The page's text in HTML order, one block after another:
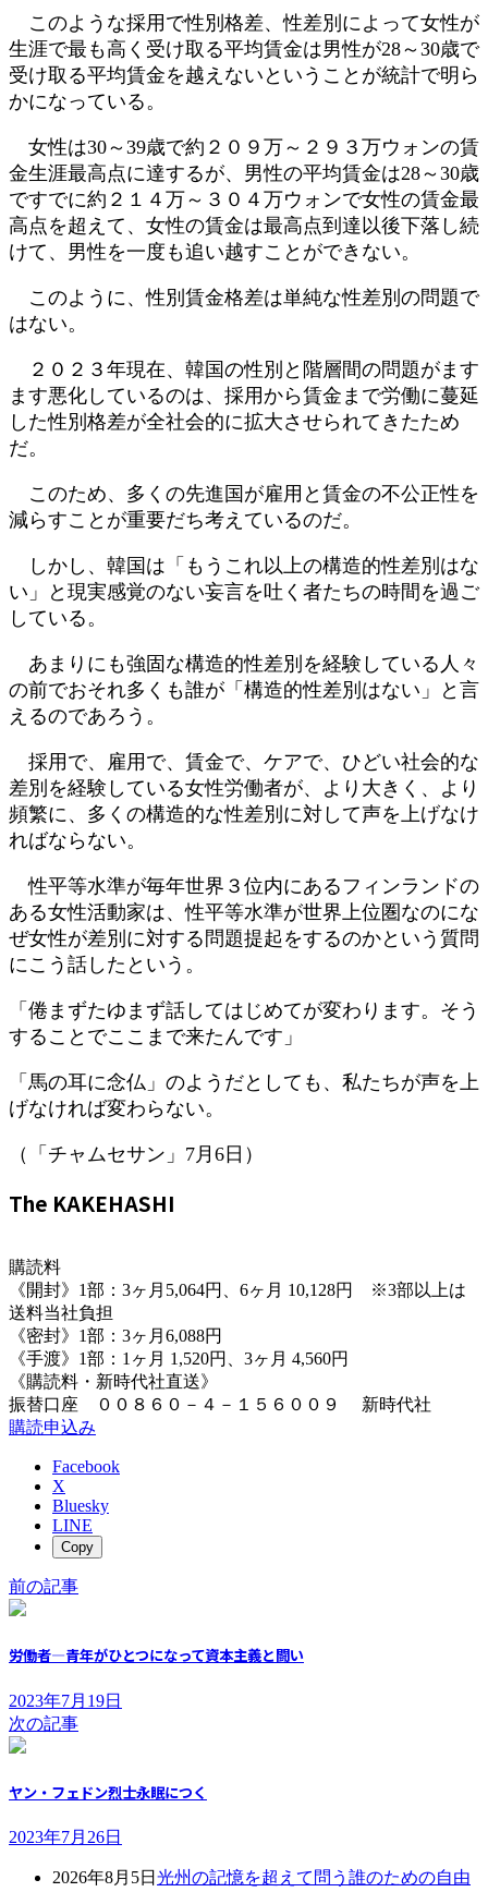
このような採用で性別格差、性差別によって女性が
生涯で最も高く受け取る平均賃金は男性が28～30歳で
受け取る平均賃金を越えないということが統計で明ら
かになっている。
女性は30～39歳で約２０９万～２９３万ウォンの賃
金生涯最高点に達するが、男性の平均賃金は28～30歳
ですでに約２１４万～３０４万ウォンで女性の賃金最
高点を超えて、女性の賃金は最高点到達以後下落し続
けて、男性を一度も追い越すことができない。
このように、性別賃金格差は単純な性差別の問題で
はない。
２０２３年現在、韓国の性別と階層間の問題がます
ます悪化しているのは、採用から賃金まで労働に蔓延
した性別格差が全社会的に拡大させられてきたため
だ。
このため、多くの先進国が雇用と賃金の不公正性を
減らすことが重要だち考えているのだ。
しかし、韓国は「もうこれ以上の構造的性差別はな
い」と現実感覚のない妄言を吐く者たちの時間を過ご
している。
あまりにも強固な構造的性差別を経験している人々
の前でおそれ多くも誰が「構造的性差別はない」と言
えるのであろう。
採用で、雇用で、賃金で、ケアで、ひどい社会的な
差別を経験している女性労働者が、より大きく、より
頻繁に、多くの構造的な性差別に対して声を上げなけ
ればならない。
性平等水準が毎年世界３位内にあるフィンランドの
ある女性活動家は、性平等水準が世界上位圏なのにな
ぜ女性が差別に対する問題提起をするのかという質問
にこう話したという。
「倦まずたゆまず話してはじめてが変わります。そう
することでここまで来たんです」
「馬の耳に念仏」のようだとしても、私たちが声を上
げなければ変わらない。
（「チャムセサン」7月6日）
The KAKEHASHI
購読料
《開封》1部：3ヶ月5,064円、6ヶ月 10,128円 ※3部以上は
送料当社負担
《密封》1部：3ヶ月6,088円
《手渡》1部：1ヶ月 1,520円、3ヶ月 4,560円
《購読料・新時代社直送》
振替口座 ００８６０－４－１５６００９ 新時代社
購読申込み
Facebook
X
Bluesky
LINE
Copy
前の記事
労働者―青年がひとつになって資本主義と闘い
2023年7月19日
次の記事
ヤン・フェドン烈士永眠につく
2023年7月26日
2026年8月5日 光州の記憶を超えて問う誰のための自由